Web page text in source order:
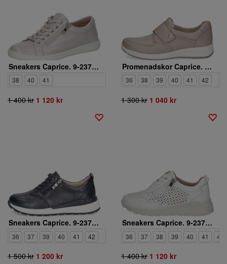
Sneakers Caprice. 9-23757-46-136
38 40 41
1 400 kr 1 120 kr
Promenadskor Caprice. 9-24710-46-345
36 38 39 40 41 42
1 300 kr 1 040 kr
Sneakers Caprice. 9-23765-46-877
36 37 39 40 41 42
1 500 kr 1 200 kr
Sneakers Caprice. 9-23764-46-183
36 37 38 39 40 41 42
1 400 kr 1 120 kr